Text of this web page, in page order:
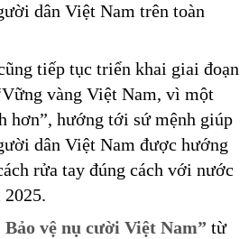
dân Việt Nam trên toàn
tiếp tục triển khai giai đoạn
vàng Việt Nam, vì một
hơn”, hướng tới sứ mệnh giúp
dân Việt Nam được hướng
rửa tay đúng cách với nước
2025.
Bảo vệ nụ cười Việt Nam” từ